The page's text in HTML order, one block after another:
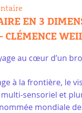
EN 3
CLÉMENCE
au cœur d’un
à la frontière, le
sensoriel et
mondiale